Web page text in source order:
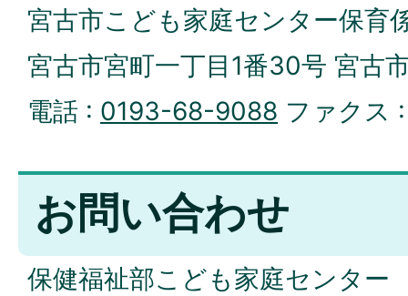
宮古市こども家庭センター保育
宮古市宮町一丁目1番30号 宮古
電話 : 0193-68-9088 ファクス
お問い合わせ
保健福祉部こども家庭センター